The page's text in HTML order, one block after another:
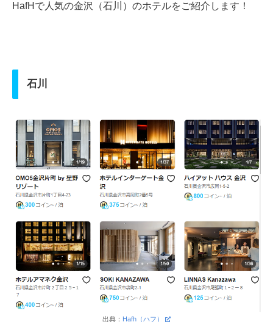
HafHで人気の金沢（石川）のホテルをご紹介します！
石川
出典： Hafh（ハフ）